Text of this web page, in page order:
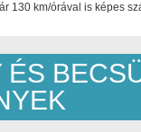
130 km/órával is képes
ÉS